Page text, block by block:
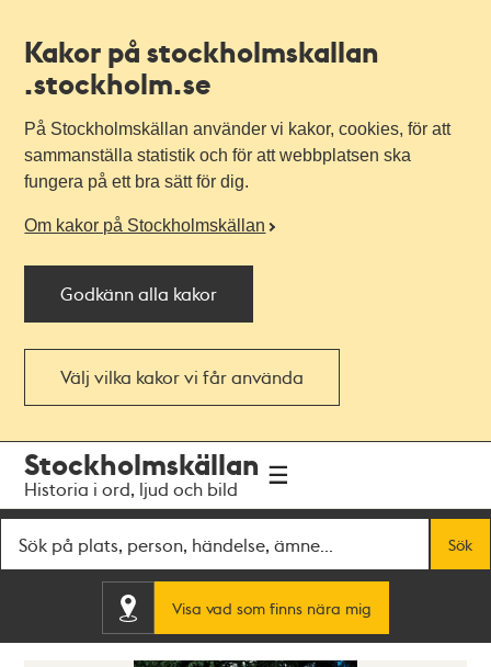
Kakor på stockholmskallan
.stockholm.se
På Stockholmskällan använder vi kakor, cookies, för att
sammanställa statistik och för att webbplatsen ska
fungera på ett bra sätt för dig.
Om kakor på Stockholmskällan
Godkänn alla kakor
Välj vilka kakor vi får använda
navigationen
huvudinnehållet
Stockholmskällan
Historia i ord, ljud och bild
Sök
Visa vad som finns nära mig